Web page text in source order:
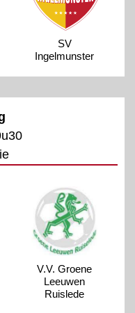
SV
Ingelmunster
V.V. Groene
Leeuwen
Ruislede